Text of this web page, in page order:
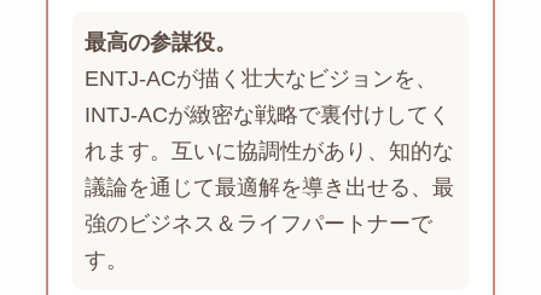
最高の参謀役。
ENTJ-ACが描く壮大なビジョンを、
INTJ-ACが緻密な戦略で裏付けしてく
れます。互いに協調性があり、知的な
議論を通じて最適解を導き出せる、最
強のビジネス＆ライフパートナーで
す。